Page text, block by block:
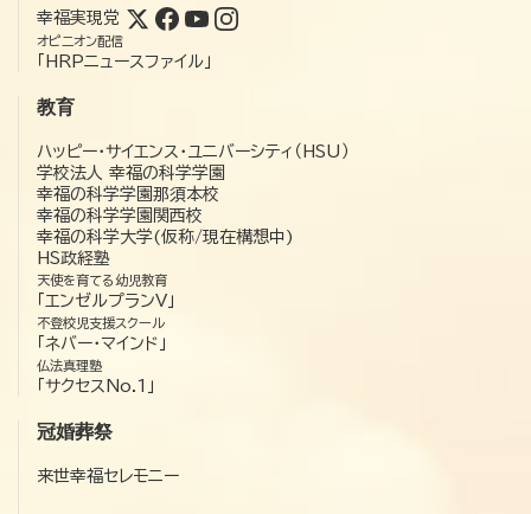
幸福実現党
オピニオン配信
「HRPニュースファイル」
教育
ハッピー・サイエンス・ユニバーシティ（HSU）
学校法人 幸福の科学学園
幸福の科学学園那須本校
幸福の科学学園関西校
幸福の科学大学(仮称/現在構想中)
HS政経塾
天使を育てる幼児教育
「エンゼルプランV」
不登校児支援スクール
「ネバー・マインド」
仏法真理塾
「サクセスNo.1」
冠婚葬祭
来世幸福セレモニー